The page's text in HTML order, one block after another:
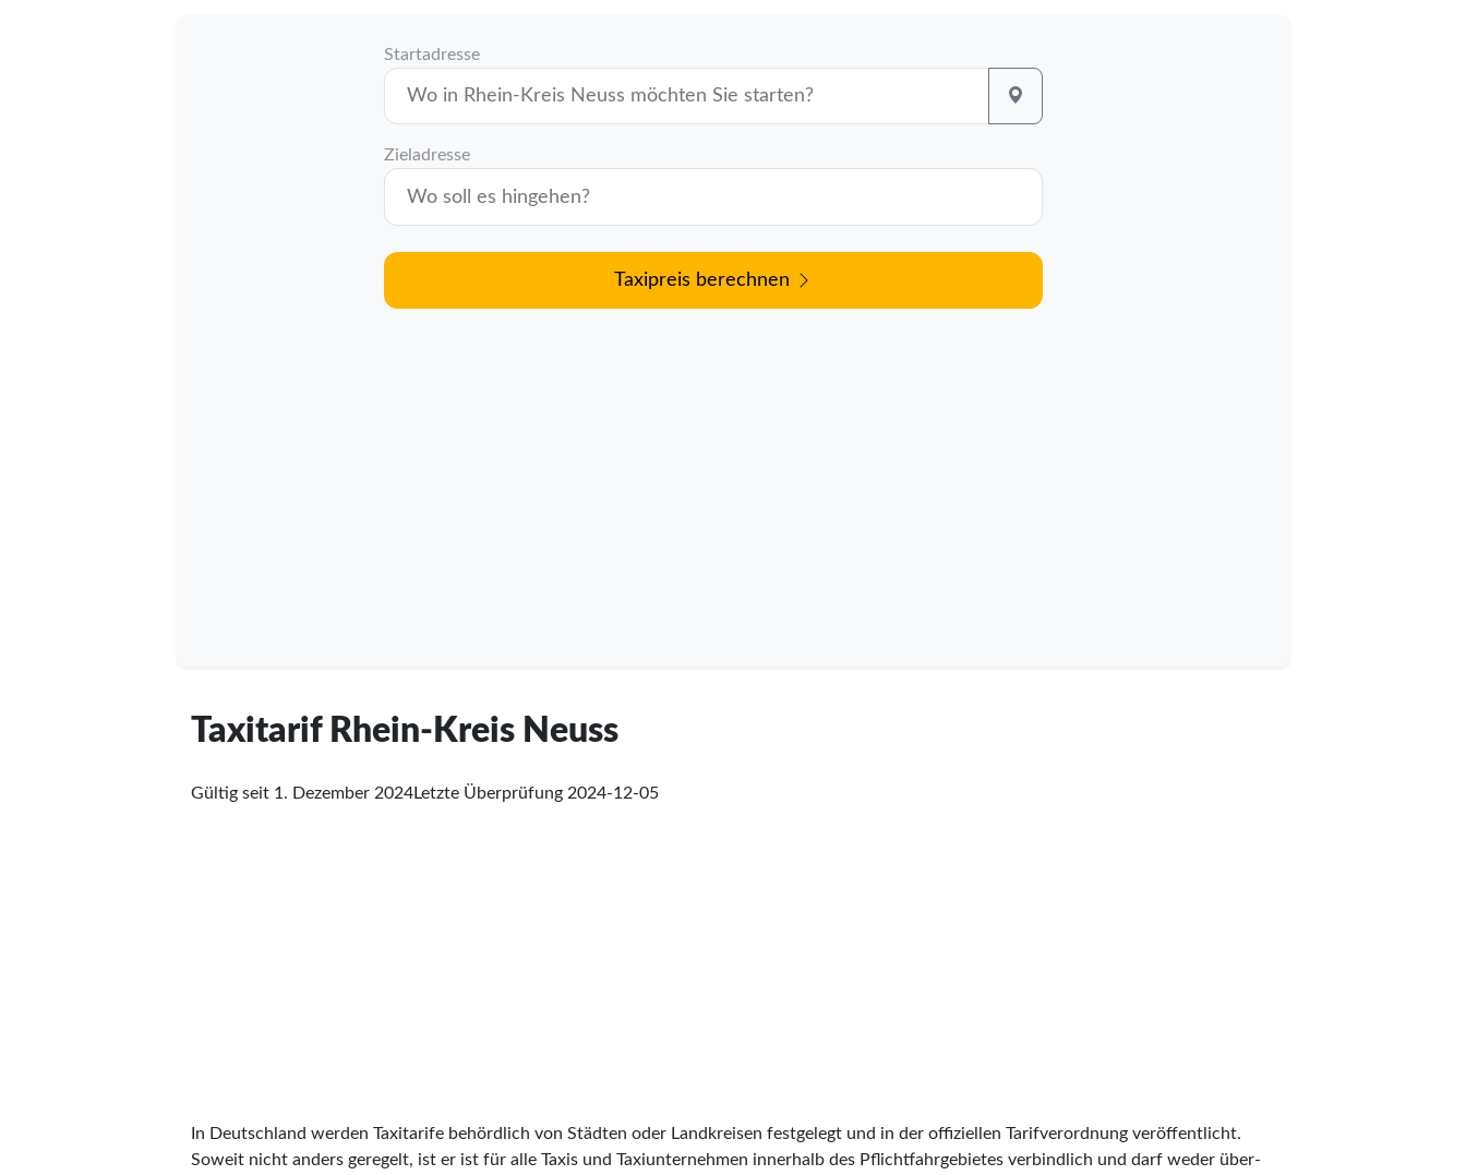
Startadresse
Zieladresse
Taxipreis berechnen
Taxitarif Rhein-Kreis Neuss
Gültig seit 1. Dezember 2024Letzte Überprüfung 2024-12-05
In Deutschland werden Taxitarife behördlich von Städten oder Landkreisen festgelegt und in der offiziellen Tarifverordnung veröffentlicht.
Soweit nicht anders geregelt, ist er ist für alle Taxis und Taxiunternehmen innerhalb des Pflichtfahrgebietes verbindlich und darf weder über-